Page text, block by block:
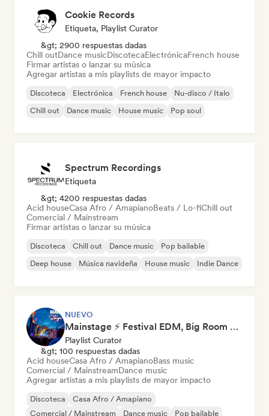
Cookie Records
Etiqueta, Playlist Curator
&gt; 2900 respuestas dadas
Chill outDance musicDiscotecaElectrónicaFrench house
Firmar artistas o lanzar su música
Agregar artistas a mis playlists de mayor impacto
Discoteca Electrónica French house
Nu-disco / Italo
Chill out
Dance music House music Pop soul
Spectrum Recordings
Etiqueta
&gt; 4200 respuestas dadas
Acid houseCasa Afro / AmapianoBeats / Lo-fiChill out
Comercial / Mainstream
Firmar artistas o lanzar su música
Discoteca Chill out Dance music
Pop bailable
Deep house
Música navideña House music Indie Dance
NUEVO
Mainstage ⚡ Festival EDM, Big Room & House Anthems
Playlist Curator
&gt; 100 respuestas dadas
Acid houseCasa Afro / AmapianoBass music
Comercial / MainstreamDance music
Agregar artistas a mis playlists de mayor impacto
Discoteca
Casa Afro / Amapiano
Comercial / Mainstream
Dance music
Pop bailable